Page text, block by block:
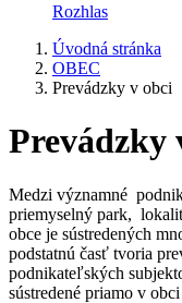
Rozhlas
Úvodná stránka
OBEC
Prevádzky v obci
Prevádzky
Medzi významné
priemyselný park,
obce je sústredených
podstatnú časť tvoria
podnikateľských
sústredené priamo v